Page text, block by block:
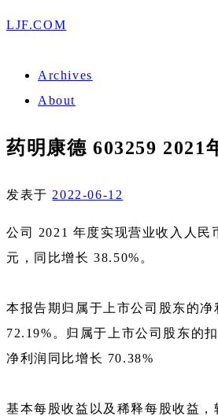
LJF.COM
Archives
About
药明康德 603259 2021
发表于 2022-06-12
公司 2021 年度实现营业收入人民
元，同比增长 38.50%。
本报告期归属于上市公司股东的净
72.19%。归属于上市公司股东的
净利润同比增长 70.38%
基本每股收益以及稀释每股收益，